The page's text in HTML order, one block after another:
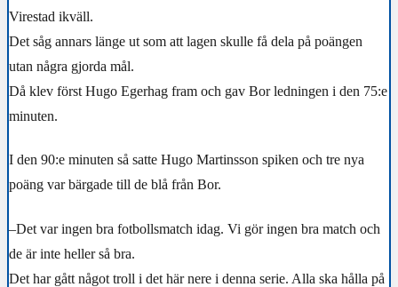
Virestad ikväll.
Det såg annars länge ut som att lagen skulle få dela på poängen
utan några gjorda mål.
Då klev först Hugo Egerhag fram och gav Bor ledningen i den 75:e
minuten.
I den 90:e minuten så satte Hugo Martinsson spiken och tre nya
poäng var bärgade till de blå från Bor.
–Det var ingen bra fotbollsmatch idag. Vi gör ingen bra match och
de är inte heller så bra.
Det har gått något troll i det här nere i denna serie. Alla ska hålla på